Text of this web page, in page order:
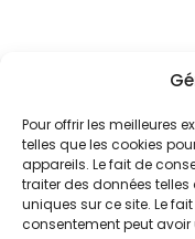
Pour offrir les meilleures
telles que les cookies
appareils. Le fait de
traiter des données
uniques sur ce site. Le
consentement peut